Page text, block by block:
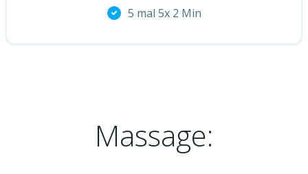
5 mal 5x 2 Min
Massage: